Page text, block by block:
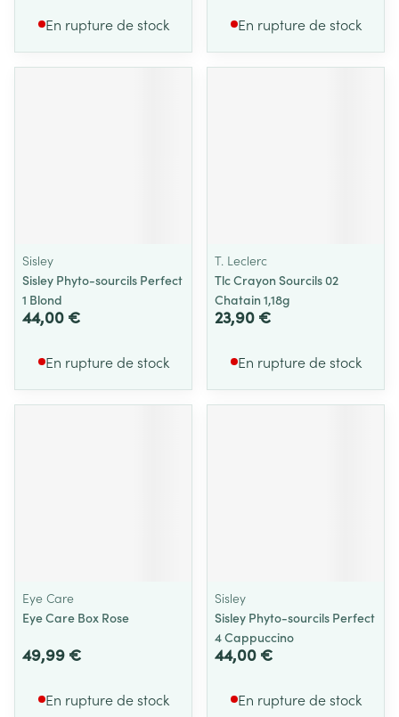
En rupture de stock En rupture de stock
Sisley
Sisley Phyto-sourcils Perfect
1 Blond
44,00 €
En rupture de stock
T. Leclerc
Tlc Crayon Sourcils 02
Chatain 1,18g
23,90 €
En rupture de stock
Eye Care
Eye Care Box Rose
49,99 €
En rupture de stock
Sisley
Sisley Phyto-sourcils Perfect
4 Cappuccino
44,00 €
En rupture de stock